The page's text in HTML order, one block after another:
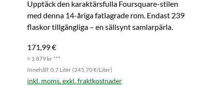
Upptäck den karaktärsfulla Foursquare-stilen
med denna 14-åriga fatlagrade rom. Endast 239
flaskor tillgängliga – en sällsynt samlarpärla.
171,99 €
≈ 1 879 kr ***
Innehåll: 0.7 Liter (245,70 €/Liter)
inkl. moms. exkl. fraktkostnader